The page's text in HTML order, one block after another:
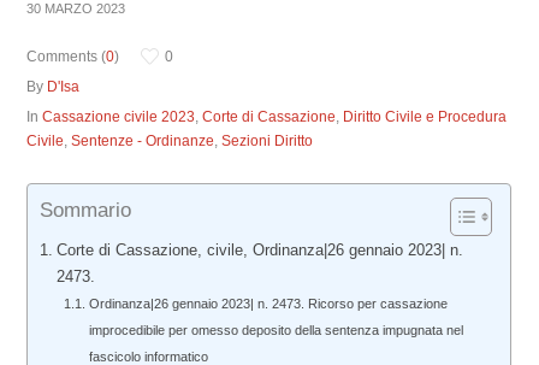
30 MARZO 2023
Comments (0)
0
By D'Isa
InCassazione civile 2023,Corte di Cassazione, Diritto Civile e Procedura
Civile,Sentenze - Ordinanze,Sezioni Diritto
Sommario
Corte di Cassazione, civile, Ordinanza|26 gennaio 2023| n.
2473.
Ordinanza|26 gennaio 2023| n. 2473. Ricorso per cassazione
improcedibile per omesso deposito della sentenza impugnata nel
fascicolo informatico